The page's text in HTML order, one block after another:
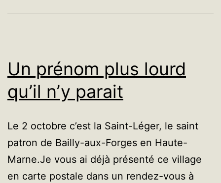
Un prénom plus lourd
qu’il n’y parait
Le 2 octobre c’est la Saint-Léger, le saint
patron de Bailly-aux-Forges en Haute-
Marne.Je vous ai déjà présenté ce village
en carte postale dans un rendez-vous à